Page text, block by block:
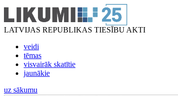
LATVIJAS REPUBLIKAS TIESĪBU AKTI
veidi
tēmas
visvairāk skatītie
jaunākie
uz sākumu